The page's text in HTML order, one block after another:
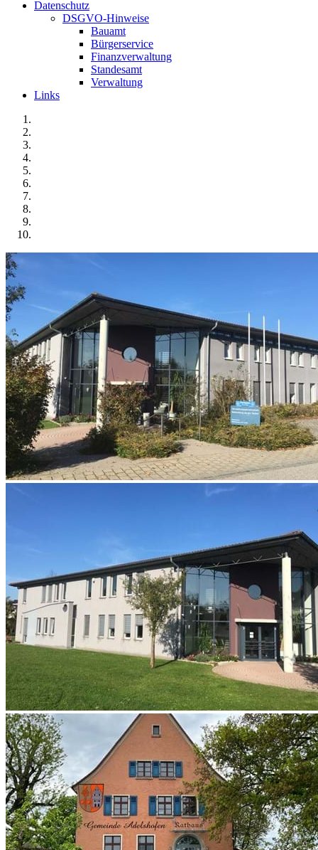
Datenschutz
DSGVO-Hinweise
Bauamt
Bürgerservice
Finanzverwaltung
Standesamt
Verwaltung
Links